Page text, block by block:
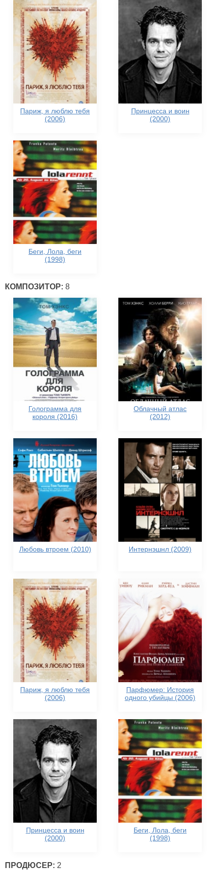
Париж, я люблю тебя
(2006)
Принцесса и воин
(2000)
Беги, Лола, беги
(1998)
КОМПОЗИТОР: 8
Голограмма для
короля (2016)
Облачный атлас
(2012)
Любовь втроем (2010) Интернэшнл (2009)
Париж, я люблю тебя
(2006)
Парфюмер: История
одного убийцы (2006)
Принцесса и воин
(2000)
Беги, Лола, беги
(1998)
ПРОДЮСЕР: 2